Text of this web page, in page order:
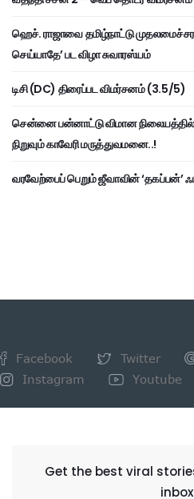
ஹெச். ராஜாவை தமிழ்நாட்டு
செய்யாதே’ பட விழா சுவாரஸ்யம்
டிசி (DC) திரைப்பட விமர்சனம் (3.5/5)
சென்னை பன்னாட்டு விமான நிலையத்தில்
நிறுவும் காவேரி மருத்துவமனை..!
வரவேற்பைப் பெறும் ஜீவாவின் ‘தகப்பன்’
Facebook Twitter
Instagram
Youtube
Get the best viral